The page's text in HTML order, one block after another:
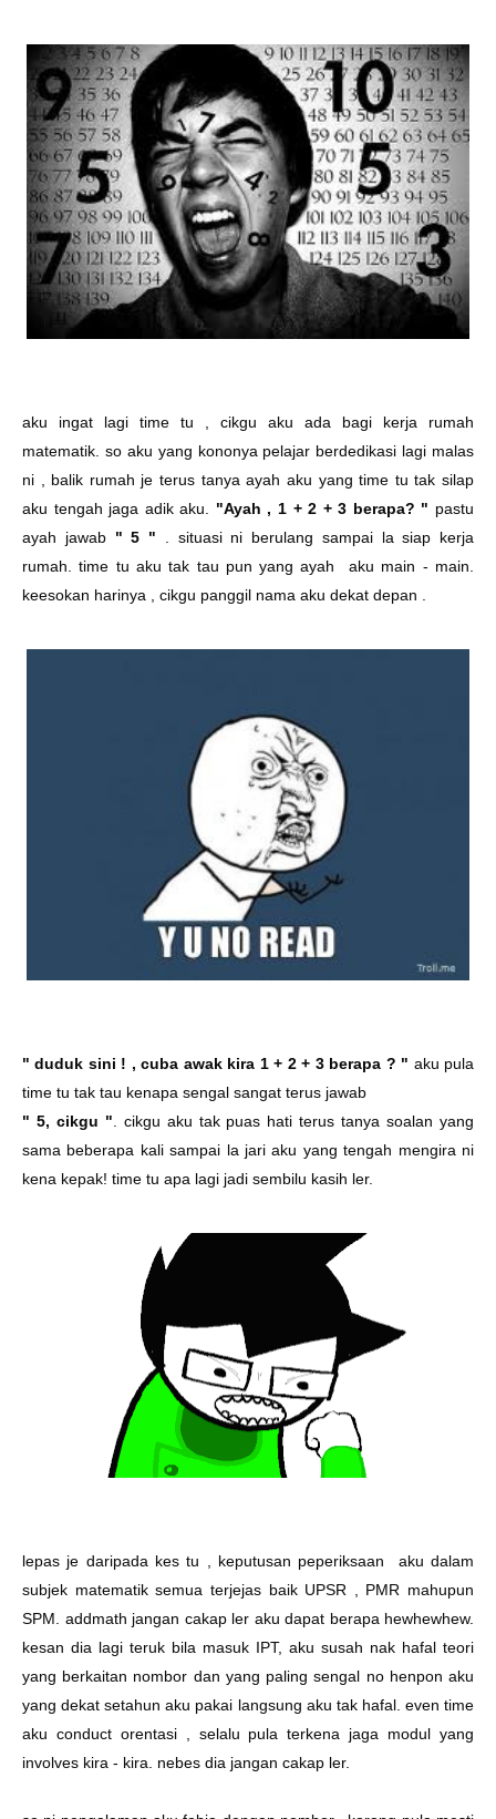
aku ingat lagi time tu , cikgu aku ada bagi kerja rumah
matematik. so aku yang kononya pelajar berdedikasi lagi malas
ni , balik rumah je terus tanya ayah aku yang time tu tak silap
aku tengah jaga adik aku.
"Ayah , 1 + 2 + 3 berapa? " pastu
ayah jawab " 5 "
. situasi ni berulang sampai la siap kerja
rumah. time tu aku tak tau pun yang ayah aku main - main.
keesokan harinya , cikgu panggil nama aku dekat depan .
" duduk sini ! , cuba awak kira 1 + 2 + 3 berapa ? " aku pula
time tu tak tau kenapa sengal sangat terus jawab
" 5, cikgu " . cikgu aku tak puas hati terus tanya soalan yang
sama beberapa kali sampai la jari aku yang tengah mengira ni
kena kepak! time tu apa lagi jadi sembilu kasih ler.
lepas je daripada kes tu , keputusan peperiksaan aku dalam
subjek matematik semua terjejas baik UPSR , PMR mahupun
SPM. addmath jangan cakap ler aku dapat berapa hewhewhew.
kesan dia lagi teruk bila masuk IPT, aku susah nak hafal teori
yang berkaitan nombor dan yang paling sengal no henpon aku
yang dekat setahun aku pakai langsung aku tak hafal. even time
aku conduct orentasi , selalu pula terkena jaga modul yang
involves kira - kira. nebes dia jangan cakap ler.